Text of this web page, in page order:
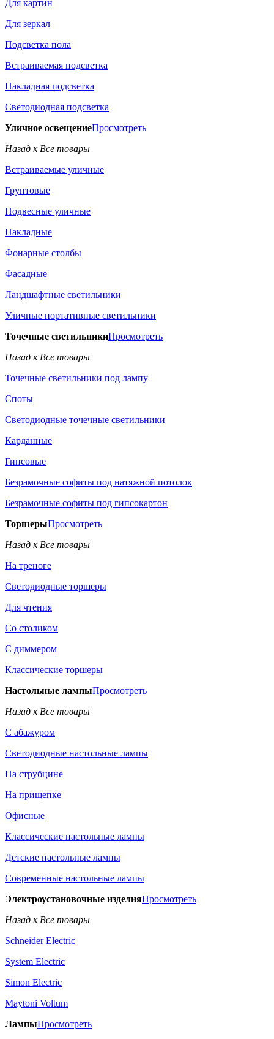
Для картин
Для зеркал
Подсветка пола
Встраиваемая подсветка
Накладная подсветка
Светодиодная подсветка
Уличное освещениеПросмотреть
Назад к Все товары
Встраиваемые уличные
Грунтовые
Подвесные уличные
Накладные
Фонарные столбы
Фасадные
Ландшафтные светильники
Уличные портативные светильники
Точечные светильникиПросмотреть
Назад к Все товары
Точечные светильники под лампу
Споты
Светодиодные точечные светильники
Карданные
Гипсовые
Безрамочные софиты под натяжной потолок
Безрамочные софиты под гипсокартон
ТоршерыПросмотреть
Назад к Все товары
На треноге
Светодиодные торшеры
Для чтения
Со столиком
С диммером
Классические торшеры
Настольные лампыПросмотреть
Назад к Все товары
С абажуром
Светодиодные настольные лампы
На струбцине
На прищепке
Офисные
Классические настольные лампы
Детские настольные лампы
Современные настольные лампы
Электроустановочные изделияПросмотреть
Назад к Все товары
Schneider Electric
System Electric
Simon Electric
Maytoni Voltum
ЛампыПросмотреть